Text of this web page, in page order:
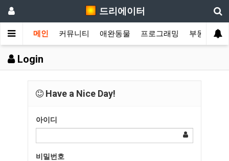
드리에이터
메인 커뮤니티 애완동물 프로그래밍 부동산
Login
Have a Nice Day!
아이디
비밀번호